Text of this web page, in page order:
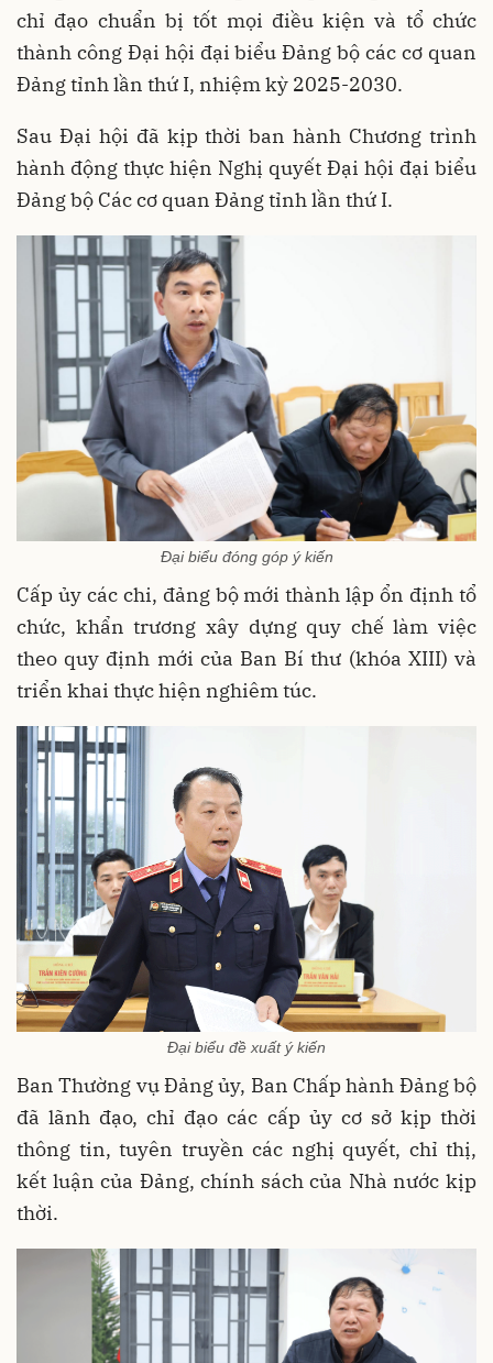
chỉ đạo chuẩn bị tốt mọi điều kiện và tổ chức
thành công Đại hội đại biểu Đảng bộ các cơ quan
Đảng tỉnh lần thứ I, nhiệm kỳ 2025-2030.
Sau Đại hội đã kịp thời ban hành Chương trình
hành động thực hiện Nghị quyết Đại hội đại biểu
Đảng bộ Các cơ quan Đảng tỉnh lần thứ I.
Đại biểu đóng góp ý kiến
Cấp ủy các chi, đảng bộ mới thành lập ổn định tổ
chức, khẩn trương xây dựng quy chế làm việc
theo quy định mới của Ban Bí thư (khóa XIII) và
triển khai thực hiện nghiêm túc.
Đại biểu đề xuất ý kiến
Ban Thường vụ Đảng ủy, Ban Chấp hành Đảng bộ
đã lãnh đạo, chỉ đạo các cấp ủy cơ sở kịp thời
thông tin, tuyên truyền các nghị quyết, chỉ thị,
kết luận của Đảng, chính sách của Nhà nước kịp
thời.